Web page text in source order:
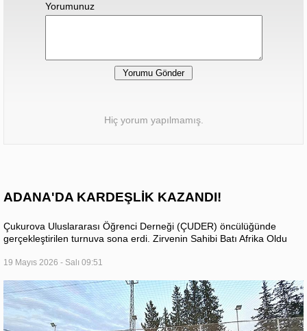
Yorumunuz
Hiç yorum yapılmamış.
ADANA'DA KARDEŞLİK KAZANDI!
Çukurova Uluslararası Öğrenci Derneği (ÇUDER) öncülüğünde
gerçekleştirilen turnuva sona erdi. ​Zirvenin Sahibi Batı Afrika Oldu
19 Mayıs 2026 - Salı 09:51